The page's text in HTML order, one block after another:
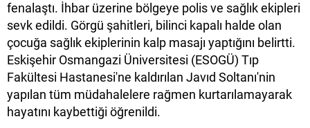
fenalaştı. İhbar üzerine bölgeye polis ve sağlık ekipleri
sevk edildi. Görgü şahitleri, bilinci kapalı halde olan
çocuğa sağlık ekiplerinin kalp masajı yaptığını belirtti.
Eskişehir Osmangazi Üniversitesi (ESOGÜ) Tıp
Fakültesi Hastanesi'ne kaldırılan Javıd Soltanı'nin
yapılan tüm müdahalelere rağmen kurtarılamayarak
hayatını kaybettiği öğrenildi.